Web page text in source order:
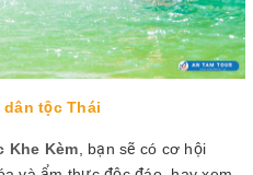
tộc Thái
Khe Kèm , bạn sẽ có cơ hội